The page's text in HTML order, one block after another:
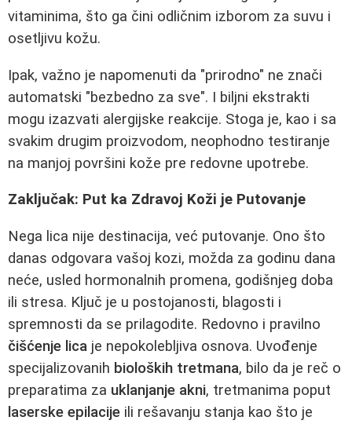
vitaminima, što ga čini odličnim izborom za suvu i
osetljivu kožu.
Ipak, važno je napomenuti da "prirodno" ne znači
automatski "bezbedno za sve". I biljni ekstrakti
mogu izazvati alergijske reakcije. Stoga je, kao i sa
svakim drugim proizvodom, neophodno testiranje
na manjoj površini kože pre redovne upotrebe.
Zaključak: Put ka Zdravoj Koži je Putovanje
Nega lica nije destinacija, već putovanje. Ono što
danas odgovara vašoj kozi, možda za godinu dana
neće, usled hormonalnih promena, godišnjeg doba
ili stresa. Ključ je u postojanosti, blagosti i
spremnosti da se prilagodite. Redovno i pravilno
čišćenje lica je nepokolebljiva osnova. Uvođenje
specijalizovanih bioloških tretmana, bilo da je reč o
preparatima za uklanjanje akni, tretmanima poput
laserske epilacije ili rešavanju stanja kao što je